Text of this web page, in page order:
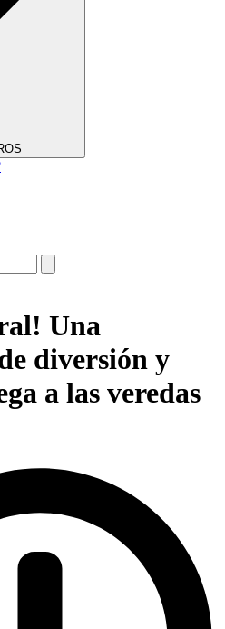
Una
diversión y
a las veredas